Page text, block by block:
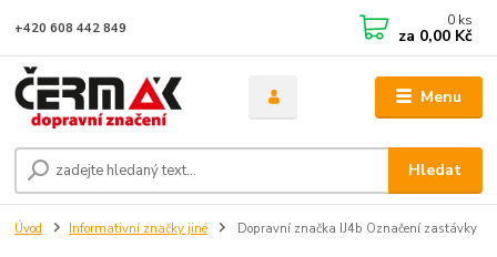
Menu
Hledat
+420 608 442 849 0 ks
za 0,00 Kč
Úvod Informativní značky jiné Dopravní značka IJ4b Označení zastávky